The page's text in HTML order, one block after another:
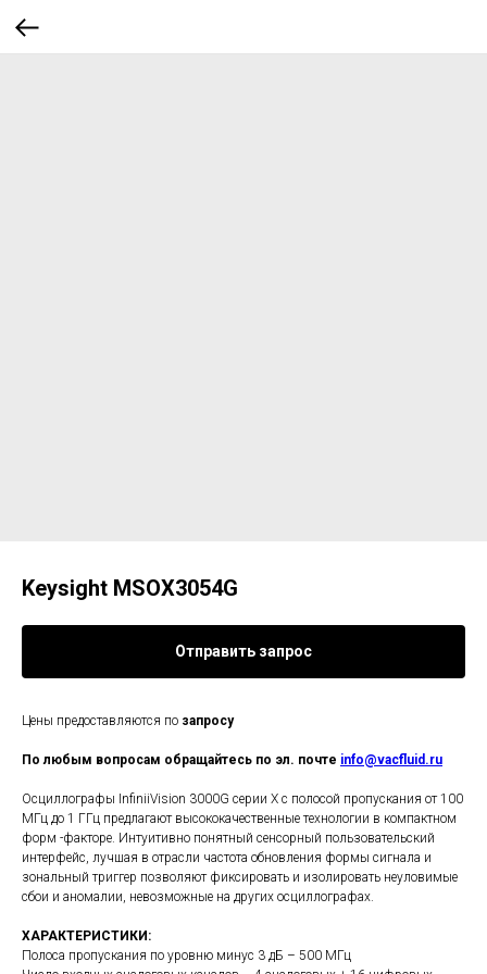
Keysight MSOX3054G
Отправить запрос
Цены предоставляются по запросу
По любым вопросам обращайтесь по эл. почте info@vacfluid.ru
Осциллографы InfiniiVision 3000G серии X с полосой пропускания от 100
МГц до 1 ГГц предлагают высококачественные технологии в компактном
форм -факторе. Интуитивно понятный сенсорный пользовательский
интерфейс, лучшая в отрасли частота обновления формы сигнала и
зональный триггер позволяют фиксировать и изолировать неуловимые
сбои и аномалии, невозможные на других осциллографах.
ХАРАКТЕРИСТИКИ:
Полоса пропускания по уровню минус 3 дБ – 500 МГц